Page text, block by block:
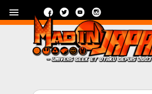
 FacebookTwitterYouTube